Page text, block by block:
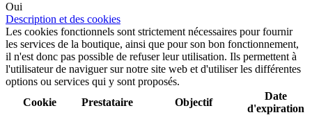
Oui
Description et des cookies
Les cookies fonctionnels sont strictement nécessaires pour fournir
les services de la boutique, ainsi que pour son bon fonctionnement,
il n'est donc pas possible de refuser leur utilisation. Ils permettent à
l'utilisateur de naviguer sur notre site web et d'utiliser les différentes
options ou services qui y sont proposés.
Cookie
Prestataire Objectif
Date
d'expiration